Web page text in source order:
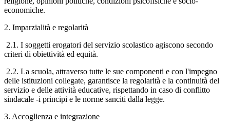
economiche.
2. Imparzialità e regolarità
2.1. I soggetti erogatori del servizio scolastico agiscono secondo
criteri di obiettività ed equità.
2.2. La scuola, attraverso tutte le sue componenti e con l'impegno
delle istituzioni collegate, garantisce la regolarità e la continuità del
servizio e delle attività educative, rispettando in caso di conflitto
sindacale -i principi e le norme sanciti dalla legge.
3. Accoglienza e integrazione